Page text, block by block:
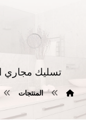
تسليك مجاري
المنتجات